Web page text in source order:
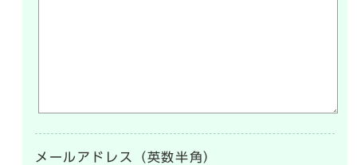
メールアドレス（英数半角）